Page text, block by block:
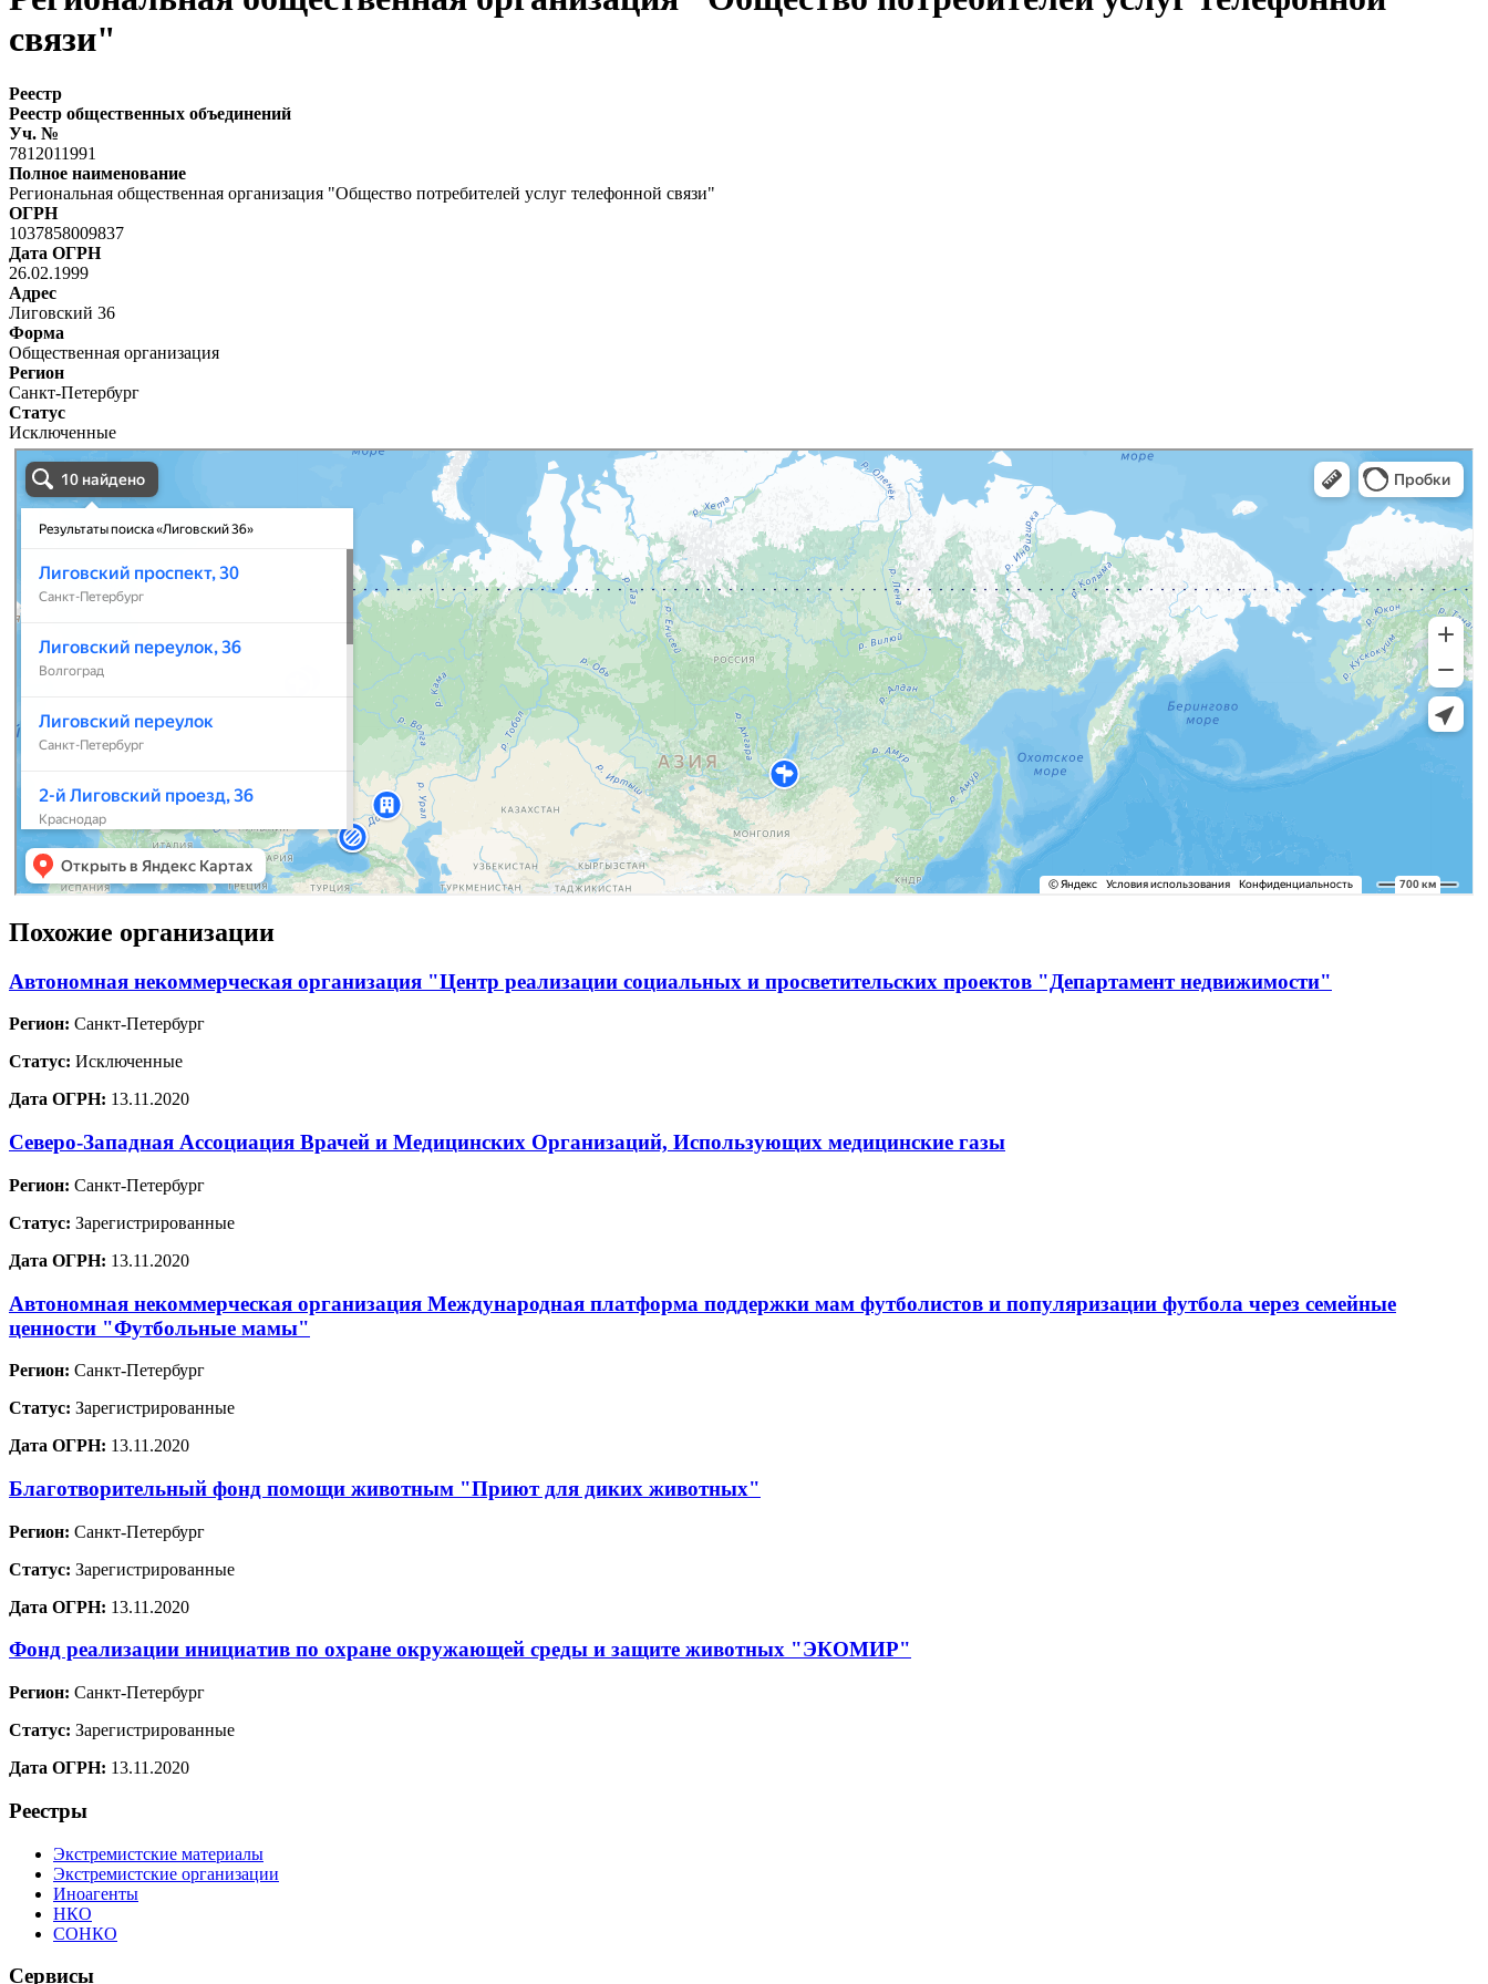
связи"
Реестр
Реестр общественных объединений
Уч. №
7812011991
Полное наименование
Региональная общественная организация "Общество потребителей услуг телефонной связи"
ОГРН
1037858009837
Дата ОГРН
26.02.1999
Адрес
Лиговский 36
Форма
Общественная организация
Регион
Санкт-Петербург
Статус
Исключенные
Похожие организации
Автономная некоммерческая организация "Центр реализации социальных и просветительских проектов "Департамент недвижимости"
Регион: Санкт-Петербург
Статус: Исключенные
Дата ОГРН: 13.11.2020
Северо-Западная Ассоциация Врачей и Медицинских Организаций, Использующих медицинские газы
Регион: Санкт-Петербург
Статус: Зарегистрированные
Дата ОГРН: 13.11.2020
Автономная некоммерческая организация Международная платформа поддержки мам футболистов и популяризации футбола через семейные
ценности "Футбольные мамы"
Регион: Санкт-Петербург
Статус: Зарегистрированные
Дата ОГРН: 13.11.2020
Благотворительный фонд помощи животным "Приют для диких животных"
Регион: Санкт-Петербург
Статус: Зарегистрированные
Дата ОГРН: 13.11.2020
Фонд реализации инициатив по охране окружающей среды и защите животных "ЭКОМИР"
Регион: Санкт-Петербург
Статус: Зарегистрированные
Дата ОГРН: 13.11.2020
Реестры
Экстремистские материалы
Экстремистские организации
Иноагенты
НКО
СОНКО
Сервисы